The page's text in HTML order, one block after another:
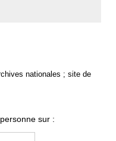
nationales ; site de
sur :